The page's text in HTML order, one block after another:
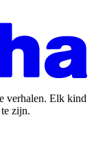
verhalen. Elk kind
zijn.